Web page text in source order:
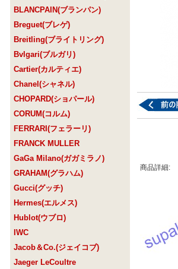
BLANCPAIN(ブランパン)
Breguet(ブレゲ)
Breitling(ブライトリング)
Bvlgari(ブルガリ)
Cartier(カルティエ)
Chanel(シャネル)
CHOPARD(ショパール)
CORUM(コルム)
FERRARI(フェラーリ)
FRANCK MULLER
GaGa Milano(ガガミラノ)
GRAHAM(グラハム)
Gucci(グッチ)
Hermes(エルメス)
Hublot(ウブロ)
IWC
Jacob＆Co.(ジェイコブ)
Jaeger LeCoultre
商品詳細: